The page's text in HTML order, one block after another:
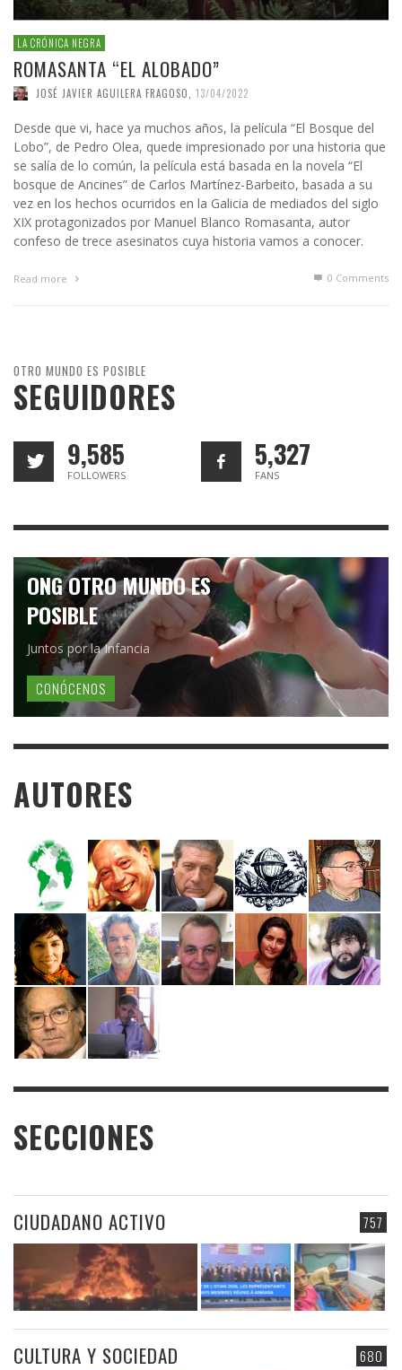
LA CRÓNICA NEGRA
ROMASANTA “EL ALOBADO”
JOSÉ JAVIER AGUILERA FRAGOSO 13/04/2022
Desde que vi, hace ya muchos años, la película “El Bosque del
Lobo”, de Pedro Olea, quede impresionado por una historia que
se salía de lo común, la película está basada en la novela “El
bosque de Ancines” de Carlos Martínez-Barbeito, basada a su
vez en los hechos ocurridos en la Galicia de mediados del siglo
XIX protagonizados por Manuel Blanco Romasanta, autor
confeso de trece asesinatos cuya historia vamos a conocer.
Read more 0 Comments
OTRO MUNDO ES POSIBLE
SEGUIDORES
9,585
FOLLOWERS
5,327
FANS
ONG OTRO MUNDO ES
POSIBLE
Juntos por la Infancia
CONÓCENOS
AUTORES
SECCIONES
757
CIUDADANO ACTIVO
680
CULTURA Y SOCIEDAD